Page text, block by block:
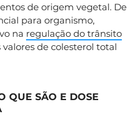
de origem vegetal. De
para organismo,
na regulação do trânsito
de colesterol total
QUE SÃO E DOSE